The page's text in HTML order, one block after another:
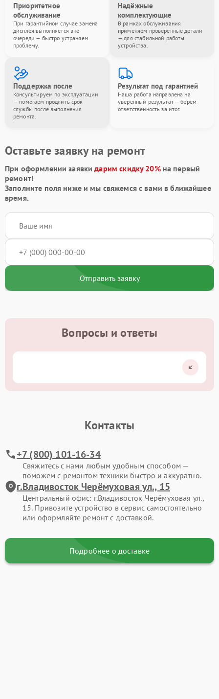
Приоритетное
обслуживание
При гарантийном случае замена
дисплея выполняется вне
очереди — быстро устраняем
проблему.
Надёжные
комплектующие
В рамках обслуживания
применяем проверенные детали
— для стабильной работы
устройства.
Поддержка после
Консультируем по эксплуатации
— помогаем продлить срок
службы после выполнения
ремонта.
Результат под гарантией
Наша работа направлена на
уверенный результат — берём
ответственность за итог.
Оставьте заявку на ремонт
При оформлении заявкидарим скидку 20%на первый
ремонт!
Заполните поля ниже и мы свяжемся с вами в ближайшее
время.
Отправить заявку
Вопросы и ответы
Контакты
+7 (800) 101-16-34
Свяжитесь с нами любым удобным способом —
поможем с ремонтом техники быстро и аккуратно.
г.Владивосток Черёмуховая ул., 15
Центральный офис: г.Владивосток Черёмуховая ул.,
15. Привозите устройство в сервис самостоятельно
или оформляйте ремонт с доставкой.
Подробнее о доставке